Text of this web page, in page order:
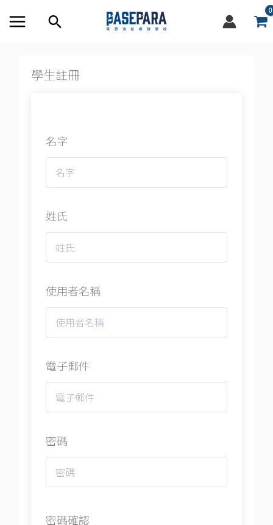
至
搜
框
學生註冊
名字
姓氏
使用者名稱
電子郵件
密碼
密碼確認